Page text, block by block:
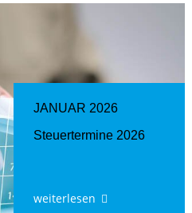
JANUAR 2026
Steuertermine 2026
weiterlesen